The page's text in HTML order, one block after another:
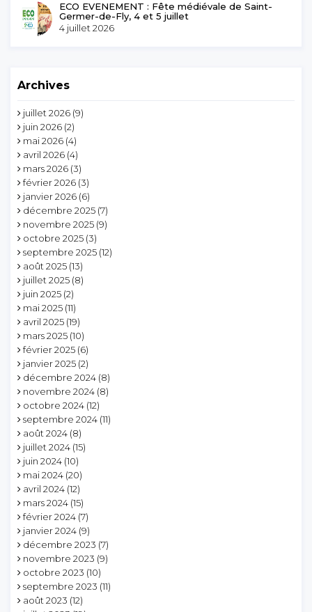
ECO EVENEMENT : Fête médiévale de Saint-
Germer-de-Fly, 4 et 5 juillet
4 juillet 2026
Archives
juillet 2026 (9)
juin 2026 (2)
mai 2026 (4)
avril 2026 (4)
mars 2026 (3)
février 2026 (3)
janvier 2026 (6)
décembre 2025 (7)
novembre 2025 (9)
octobre 2025 (3)
septembre 2025 (12)
août 2025 (13)
juillet 2025 (8)
juin 2025 (2)
mai 2025 (11)
avril 2025 (19)
mars 2025 (10)
février 2025 (6)
janvier 2025 (2)
décembre 2024 (8)
novembre 2024 (8)
octobre 2024 (12)
septembre 2024 (11)
août 2024 (8)
juillet 2024 (15)
juin 2024 (10)
mai 2024 (20)
avril 2024 (12)
mars 2024 (15)
février 2024 (7)
janvier 2024 (9)
décembre 2023 (7)
novembre 2023 (9)
octobre 2023 (10)
septembre 2023 (11)
août 2023 (12)